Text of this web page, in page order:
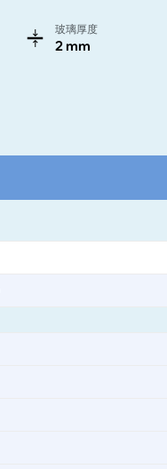
玻璃厚度
2 mm